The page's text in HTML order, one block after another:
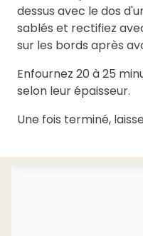
dessus avec le dos
sablés et rectifiez
sur les bords après
Enfournez 20 à 25
selon leur épaisseur.
Une fois terminé,